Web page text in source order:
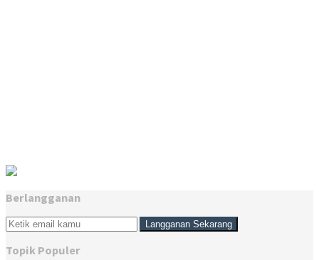
Berlangganan
Topik Populer